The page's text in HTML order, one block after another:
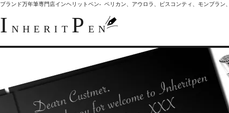
ブランド万年筆専門店インヘリットペン- ペリカン、アウロラ、ビスコンティ、モンブラ
I NHERIT P EN